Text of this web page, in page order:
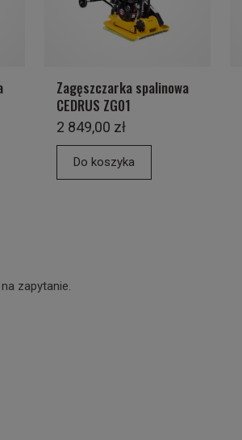
Zagęszczarka spalinowa
CEDRUS ZG01
2 849,00 zł
Do koszyka
zapytanie.